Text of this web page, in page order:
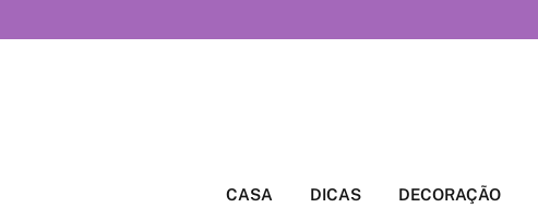
CASA DICAS DECORAÇÃO